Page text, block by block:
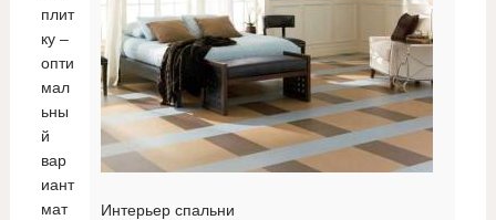
Интерьер спальни
плит
ку –
опти
мал
ьны
й
вар
иант
мат